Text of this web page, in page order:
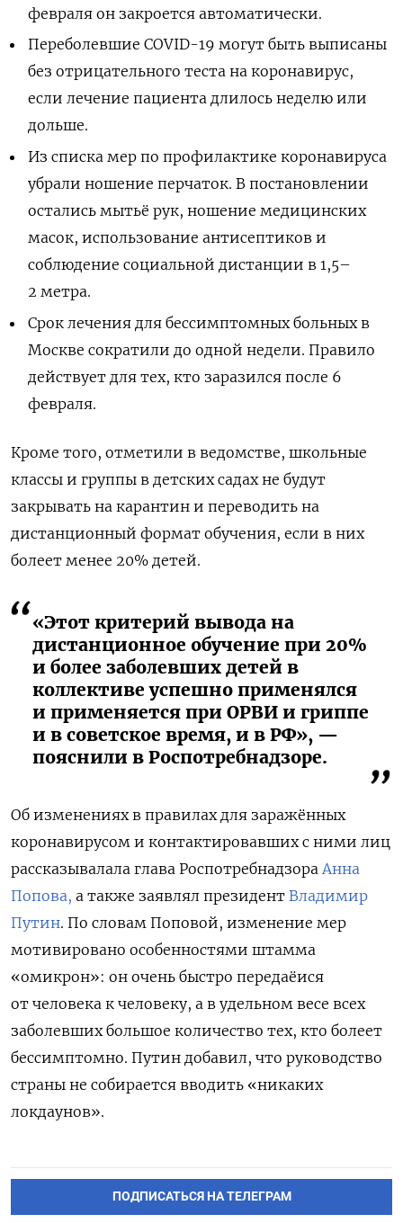
февраля он закроется автоматически.
Переболевшие COVID-19 могут быть выписаны
без отрицательного теста на коронавирус,
если лечение пациента длилось неделю или
дольше.
Из списка мер по профилактике коронавируса
убрали ношение перчаток. В постановлении
осталисьмытьё рук, ношение медицинских
масок, использование антисептиков и
соблюдение социальной дистанции в 1,5–
2 метра.
Срок лечения для бессимптомных больных в
Москве сократили до одной недели. Правило
действует для тех, кто заразился после 6
февраля.
Кроме того, отметили в ведомстве, школьные
классы и группы в детских садах не будут
закрывать на карантин и переводить на
дистанционный формат обучения, если в них
болеет менее 20% детей.
«Этот критерий вывода на
дистанционное обучение при 20%
и более заболевших детей в
коллективе успешно применялся
и применяется при ОРВИ и гриппе
и в советское время, и в РФ», —
пояснили в Роспотребнадзоре.
Об изменениях в правилах для заражённых
коронавирусом и контактировавших с ними лиц
рассказывалала глава Роспотребнадзора Анна
Попова, а также заявлял президент Владимир
Путин. По словам Поповой, изменение мер
мотивировано особенностями штамма
«омикрон»: он очень быстро передаёися
от человека к человеку, а в удельном весе всех
заболевших большое количество тех, кто болеет
бессимптомно. Путин добавил, что руководство
страны не собирается вводить «никаких
локдаунов».
ПОДПИСАТЬСЯ НА ТЕЛЕГРАМ